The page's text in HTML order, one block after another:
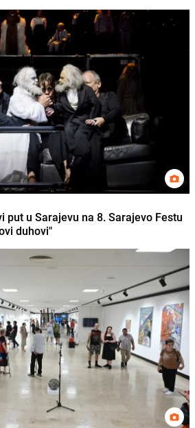
put u Sarajevu na 8. Sarajevo Festu
duhovi"